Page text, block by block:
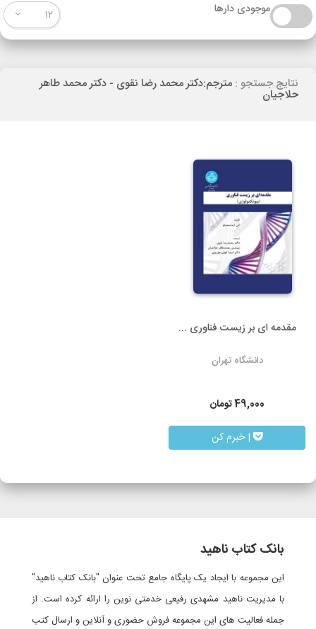
موجودی دارها 12
نتایج جستجو : مترجم:دکتر محمد رضا نقوی - دکتر محمد طاهر
حلاجیان
مقدمه ای بر زیست فناوری ...
دانشگاه تهران
49,000تومان
| خبرم کن
بانک کتاب ناهید
این مجموعه با ایجاد یک پایگاه جامع تحت عنوان "بانک کتاب ناهید"
با مدیریت ناهید مشهدی رفیعی خدمتی نوین را ارائه کرده است. از
جمله فعالیت های این مجموعه فروش حضوری و آنلاین و ارسال کتب